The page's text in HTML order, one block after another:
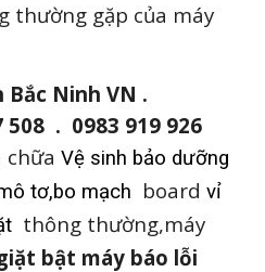
thường gặp của máy
Ninh VN .
508 . 0983 919 926
chữaVệ sinh bảo dưỡng
tơ,bo mạch board vỉ
thông thường,máy
bật máy báo lỗi